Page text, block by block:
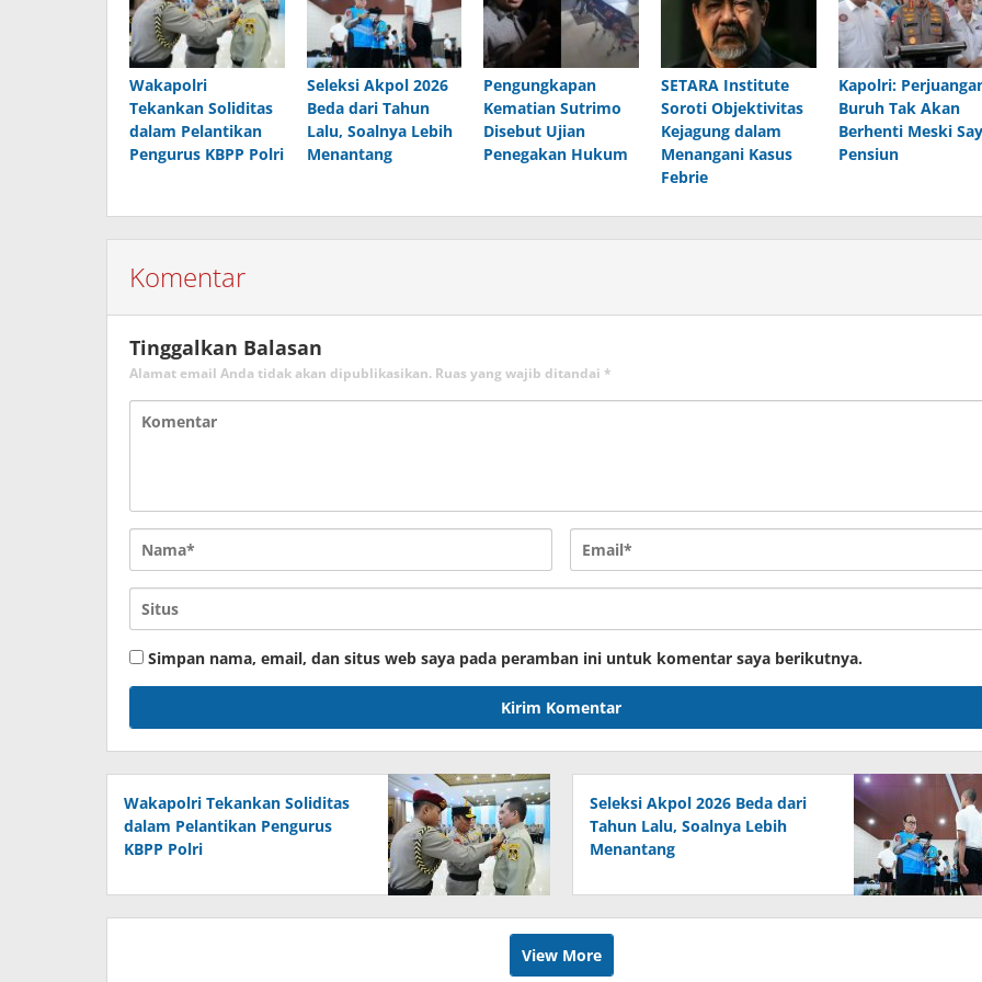
Wakapolri
Tekankan Soliditas
dalam Pelantikan
Pengurus KBPP Polri
Seleksi Akpol 2026
Beda dari Tahun
Lalu, Soalnya Lebih
Menantang
Pengungkapan
Kematian Sutrimo
Disebut Ujian
Penegakan Hukum
SETARA Institute
Soroti Objektivitas
Kejagung dalam
Menangani Kasus
Febrie
Kapolri:
Buruh Tak Akan
Berhenti Meski
Pensiun
Komentar
Tinggalkan Balasan
Alamat email Anda tidak akan dipublikasikan. Ruas yang wajib ditandai *
Simpan nama, email, dan situs web saya pada peramban ini untuk komentar saya berikutnya.
Wakapolri Tekankan Soliditas
dalam Pelantikan Pengurus
KBPP Polri
Seleksi Akpol 2026 Beda dari
Tahun Lalu, Soalnya Lebih
Menantang
View More